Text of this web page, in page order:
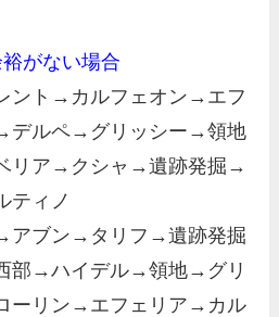
がない場合
ント→カルフェオン→エフ
デルペ→グリッシー→領地
リア→クシャ→遺跡発掘→
ティノ
→アブン→タリフ→遺跡発掘
部→ハイデル→領地→グリ
ーリン→エフェリア→カル